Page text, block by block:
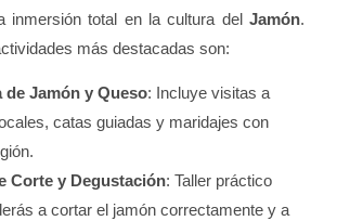
inmersión total en la cultura del Jamón.
más destacadas son:
de Jamón y Queso: Incluye visitas a
catas guiadas y maridajes con
Corte y Degustación: Taller práctico
a cortar el jamón correctamente y a